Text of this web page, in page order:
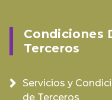
Condiciones
Terceros
Servicios y
de Terceros